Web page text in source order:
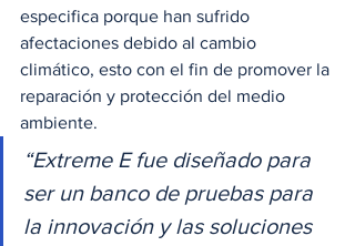
especifica porque han sufrido
afectaciones debido al cambio
climático, esto con el fin de promover la
reparación y protección del medio
ambiente.
“Extreme E fue diseñado para
ser un banco de pruebas para
la innovación y las soluciones